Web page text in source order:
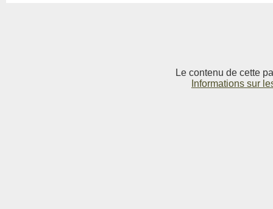
Le contenu de cette
Informations sur